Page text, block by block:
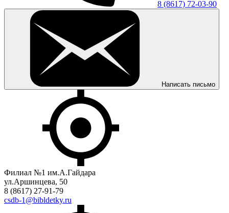
8 (8617) 72-03-90
Написать письмо
Филиал №1 им.А.Гайдара
ул.Аршинцева, 50
8 (8617) 27-91-79
csdb-1@bibldetky.ru